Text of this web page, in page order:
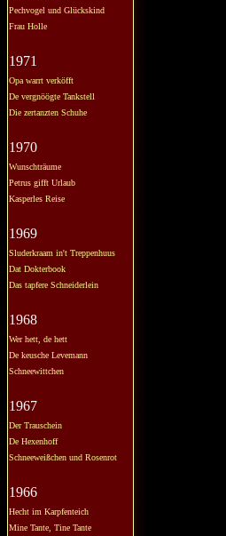
Pechvogel und Glückskind
Frau Holle
1971
Opa warrt verköfft
De vergnöögte Tankstell
Die zertanzten Schuhe
1970
Wunschträume
Petrus gifft Urlaub
Kasperles Reise
1969
Sluderkraam in't Treppenhuus
Dat Dokterbook
Das tapfere Schneiderlein
1968
Wer hett, de hett
De keusche Levemann
Schneewittchen
1967
Der Trauschein
De Hexenhoff
Schneeweißchen und Rosenrot
1966
Hecht im Karpfenteich
Mine Tante, Tine Tante